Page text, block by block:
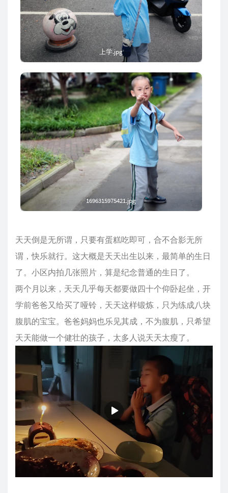
上学.jpg
1696315975421.jpg
天天倒是无所谓，只要有蛋糕吃即可，合不合影无所
谓，快乐就行。这大概是天天出生以来，最简单的生日
了。小区内拍几张照片，算是纪念普通的生日了。
两个月以来，天天几乎每天都要做四十个仰卧起坐，开
学前爸爸又给买了哑铃，天天这样锻炼，只为练成八块
腹肌的宝宝。爸爸妈妈也乐见其成，不为腹肌，只希望
天天能做一个健壮的孩子，太多人说天天太瘦了。